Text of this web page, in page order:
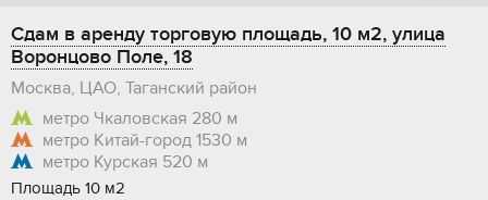
Сдам в аренду торговую площадь, 10 м2, улица
Воронцово Поле, 18
Москва, ЦАО, Таганский район
метро Чкаловская 280 м
метро Китай-город 1530 м
метро Курская 520 м
Площадь 10 м2